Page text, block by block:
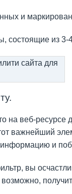
и
состоящие из
на веб-
важнейший
информацию и
вы